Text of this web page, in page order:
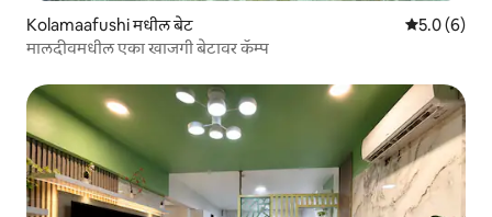
Kolamaafushi मधील बेट 5 पैकी 5.0
5.0 (6)
मालदीवमधील एका खाजगी बेटावर कॅम्प